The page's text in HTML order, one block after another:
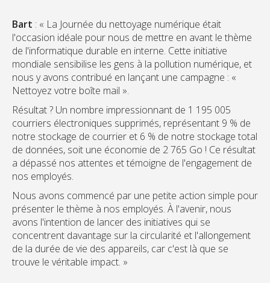
Bart : « La Journée du nettoyage numérique était
l'occasion idéale pour nous de mettre en avant le thème
de l'informatique durable en interne. Cette initiative
mondiale sensibilise les gens à la pollution numérique, et
nous y avons contribué en lançant une campagne : «
Nettoyez votre boîte mail ».
Résultat ? Un nombre impressionnant de 1 195 005
courriers électroniques supprimés, représentant 9 % de
notre stockage de courrier et 6 % de notre stockage total
de données, soit une économie de 2 765 Go ! Ce résultat
a dépassé nos attentes et témoigne de l'engagement de
nos employés.
Nous avons commencé par une petite action simple pour
présenter le thème à nos employés. À l'avenir, nous
avons l'intention de lancer des initiatives qui se
concentrent davantage sur la circularité et l'allongement
de la durée de vie des appareils, car c'est là que se
trouve le véritable impact. »